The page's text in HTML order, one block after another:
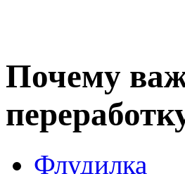
Почему
Флудилка